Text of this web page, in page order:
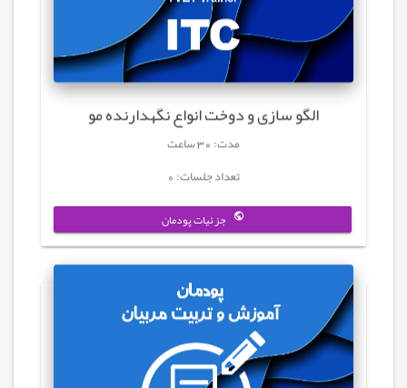
الگو سازی و دوخت انواع نگهدارنده مو
مدت: 30 ساعت
تعداد جلسات: 0
جزئیات پودمان